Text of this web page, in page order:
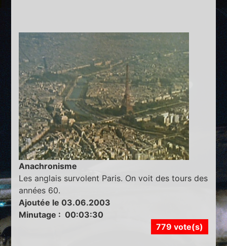
Anachronisme
Les anglais survolent Paris. On voit des tours des
années 60.
Ajoutée le 03.06.2003
Minutage : 00:03:30
779 vote(s)